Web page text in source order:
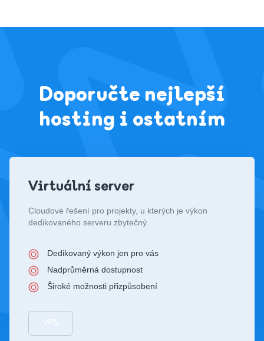
Doporučte nejlepší
hosting i ostatním
Virtuální server
Cloudové řešení pro projekty, u kterých je výkon
dedikovaného serveru zbytečný.
Dedikovaný výkon jen pro vás
Nadprůměrná dostupnost
Široké možnosti přizpůsobení
VPS